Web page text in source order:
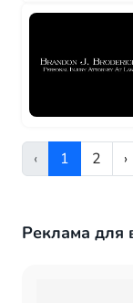
‹ 1 2 ›
Реклама для